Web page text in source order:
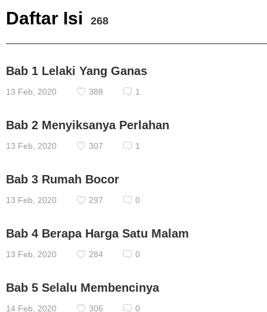
Daftar Isi 268
Bab 1 Lelaki Yang Ganas
13 Feb, 2020 388 1
Bab 2 Menyiksanya Perlahan
13 Feb, 2020 307 1
Bab 3 Rumah Bocor
13 Feb, 2020 297 0
Bab 4 Berapa Harga Satu Malam
13 Feb, 2020 284 0
Bab 5 Selalu Membencinya
14 Feb, 2020 306 0